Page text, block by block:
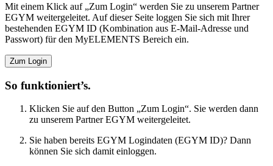
Mit einem Klick auf „Zum Login“ werden Sie zu unserem Partner
EGYM weitergeleitet. Auf dieser Seite loggen Sie sich mit Ihrer
bestehenden EGYM ID (Kombination aus E-Mail-Adresse und
Passwort) für den MyELEMENTS Bereich ein.
Zum Login
So funktioniert’s.
Klicken Sie auf den Button „Zum Login“. Sie werden dann
zu unserem Partner EGYM weitergeleitet.
Sie haben bereits EGYM Logindaten (EGYM ID)? Dann
können Sie sich damit einloggen.